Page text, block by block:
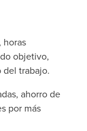
horas
objetivo,
del trabajo.
ahorro de
por más